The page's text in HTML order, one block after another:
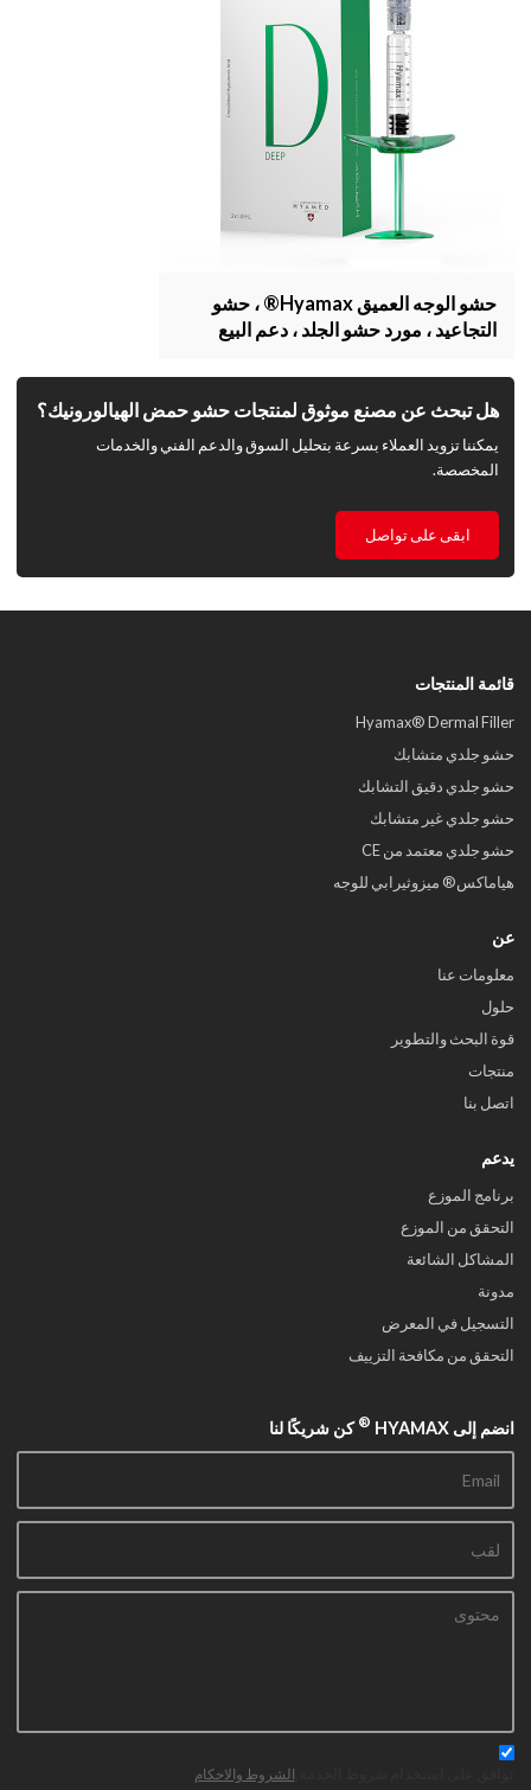
حشو الوجه العميق Hyamax® ، حشو
التجاعيد ، مورد حشو الجلد ، دعم البيع
هل تبحث عن مصنع موثوق لمنتجات حشو حمض الهيالورونيك؟
يمكننا تزويد العملاء بسرعة بتحليل السوق والدعم الفني والخدمات
المخصصة.
ابقى على تواصل
قائمة المنتجات
Hyamax® Dermal Filler
حشو جلدي متشابك
حشو جلدي دقيق التشابك
حشو جلدي غير متشابك
حشو جلدي معتمد من CE
هياماكس® ميزوثيرابي للوجه
عن
معلومات عنا
حلول
قوة البحث والتطوير
منتجات
اتصل بنا
يدعم
برنامج الموزع
التحقق من الموزع
المشاكل الشائعة
مدونة
التسجيل في المعرض
التحقق من مكافحة التزييف
انضم إلى HYAMAX ® كن شريكًا لنا
الشروط والاحكام